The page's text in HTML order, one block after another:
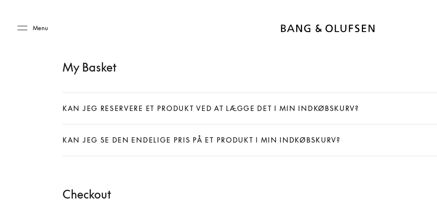
Menu
My Basket
KAN JEG RESERVERE ET PRODUKT VED AT LÆGGE DET I MIN INDKØBSKURV?
KAN JEG SE DEN ENDELIGE PRIS PÅ ET PRODUKT I MIN INDKØBSKURV?
Checkout